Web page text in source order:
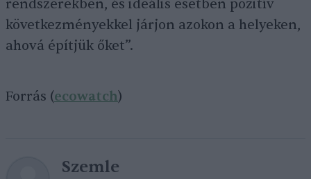
rendszerekben, és ideális esetben pozitív
következményekkel járjon azokon a helyeken,
ahová építjük őket”.
Forrás (ecowatch)
Szemle